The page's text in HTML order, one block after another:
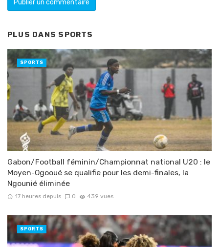
PLUS DANS SPORTS
Gabon/Football féminin/Championnat national U20 : le
Moyen-Ogooué se qualifie pour les demi-finales, la
Ngounié éliminée
17 heures depuis 0 439 vues
SPORTS
SPORTS